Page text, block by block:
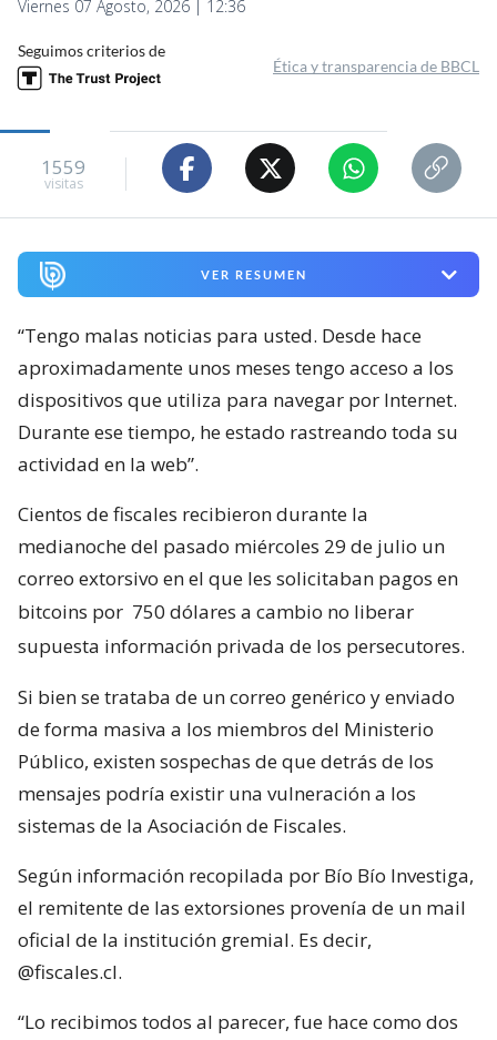
Viernes 07 Agosto, 2026 | 12:36
Seguimos criterios de
Ética y transparencia de BBCL
1559
visitas
VER RESUMEN
“Tengo malas noticias para usted. Desde hace
aproximadamente unos meses tengo acceso a los
dispositivos que utiliza para navegar por Internet.
Durante ese tiempo, he estado rastreando toda su
actividad en la web”.
Cientos de fiscales recibieron durante la
medianoche del pasado miércoles 29 de julio un
correo extorsivo en el que les solicitaban pagos en
bitcoins por 750 dólares a cambio no liberar
supuesta información privada de los persecutores.
Si bien se trataba de un correo genérico y enviado
de forma masiva a los miembros del Ministerio
Público, existen sospechas de que detrás de los
mensajes podría existir una vulneración a los
sistemas de la Asociación de Fiscales.
Según información recopilada por Bío Bío Investiga,
el remitente de las extorsiones provenía de un mail
oficial de la institución gremial. Es decir,
@fiscales.cl.
“Lo recibimos todos al parecer, fue hace como dos